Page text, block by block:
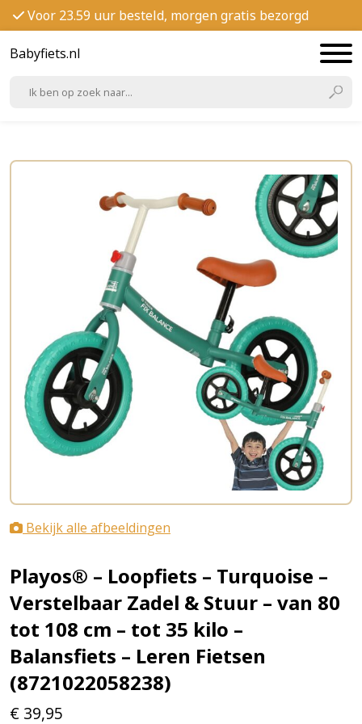
Voor 23.59 uur besteld, morgen gratis bezorgd
Babyfiets.nl
Bekijk alle afbeeldingen
Playos® – Loopfiets – Turquoise –
Verstelbaar Zadel & Stuur – van 80
tot 108 cm – tot 35 kilo –
Balansfiets – Leren Fietsen
(8721022058238)
€ 39,95